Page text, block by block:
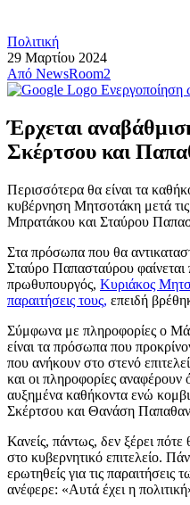
Πολιτική
29 Μαρτίου 2024
Από NewsRoom2
Ενεργοποίηση
Έρχεται
Σκέρτσου και
Περισσότερα θα είναι τα
κυβέρνηση Μητσοτάκη μετά τις
Μπρατάκου και Σταύρου
Στα πρόσωπα που θα
Σταύρο Παπασταύρου φαίνεται
πρωθυπουργός, Κυριάκος
παραιτήσεις τους, επειδή
Σύμφωνα με πληροφορίες ο
είναι τα πρόσωπα που
που ανήκουν στο στενό
και οι πληροφορίες αναφέρουν
αυξημένα καθήκοντα ενώ
Σκέρτσου και Θανάση
Κανείς, πάντως, δεν ξέρει
στο κυβερνητικό επιτελείο.
ερωτηθείς για τις
ανέφερε: «Αυτά έχει η